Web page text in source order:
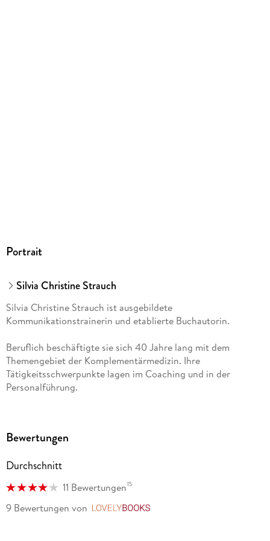
Portrait
Silvia Christine Strauch
Silvia Christine Strauch ist ausgebildete
Kommunikationstrainerin und etablierte Buchautorin.
Beruflich beschäftigte sie sich 40 Jahre lang mit dem
Themengebiet der Komplementärmedizin. Ihre
Tätigkeitsschwerpunkte lagen im Coaching und in der
Personalführung.
Bewertungen
Durchschnitt
11 Bewertungen15
9 Bewertungen von